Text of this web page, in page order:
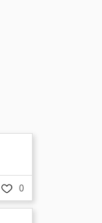
0